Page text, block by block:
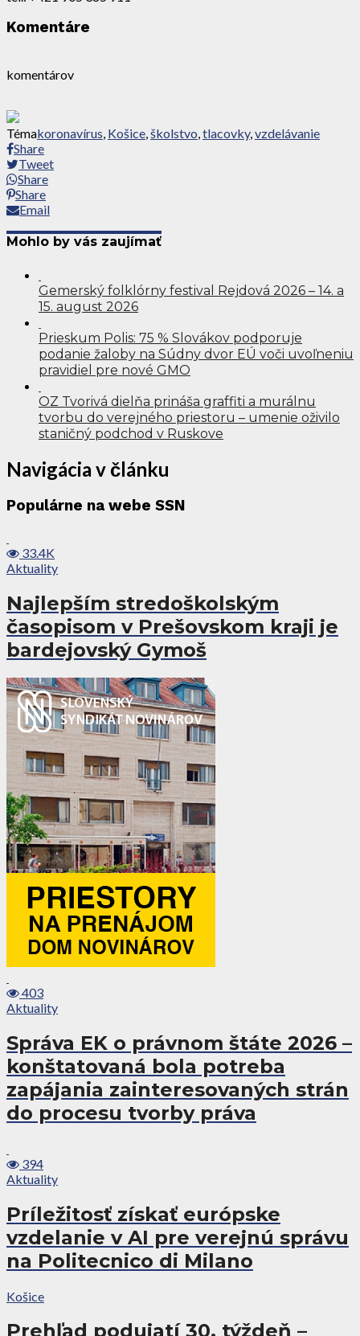
Komentáre
komentárov
Témakoronavírus, Košice,školstvo,tlacovky,vzdelávanie
Share
Tweet
Share
Share
Email
Mohlo by vás zaujímať
Gemerský folklórny festival Rejdová 2026 – 14. a
15. august 2026
Prieskum Polis: 75 % Slovákov podporuje
podanie žaloby na Súdny dvor EÚ voči uvoľneniu
pravidiel pre nové GMO
OZ Tvorivá dielňa prináša graffiti a murálnu
tvorbu do verejného priestoru – umenie oživilo
staničný podchod v Ruskove
Navigácia v článku
Populárne na webe SSN
33.4K
Aktuality
Najlepším stredoškolským
časopisom v Prešovskom kraji je
bardejovský Gymoš
403
Aktuality
Správa EK o právnom štáte 2026 –
konštatovaná bola potreba
zapájania zainteresovaných strán
do procesu tvorby práva
394
Aktuality
Príležitosť získať európske
vzdelanie v AI pre verejnú správu
na Politecnico di Milano
Košice
Prehľad podujatí 30. týždeň –